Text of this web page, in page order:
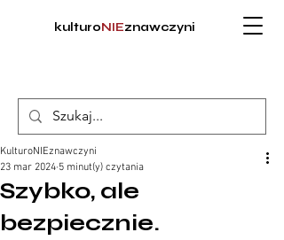
kulturoNIEznawczyni
Szybko, ale
bezpiecznie.
KulturoNIEznawczyni
23 mar 2024 5 minut(y) czytania